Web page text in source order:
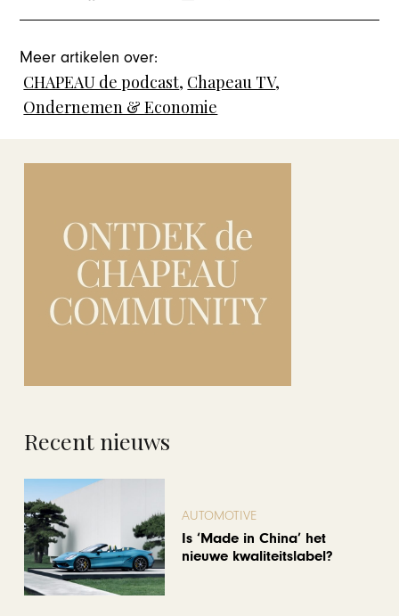
Meer artikelen over:
CHAPEAU de podcast, Chapeau TV,
Ondernemen & Economie
Recent nieuws
AUTOMOTIVE
Is ‘Made in China’ het
nieuwe kwaliteitslabel?